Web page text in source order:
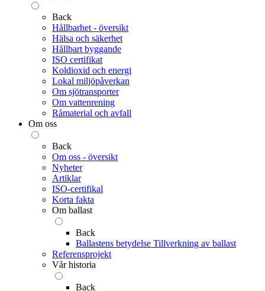
Back
Hållbarhet - översikt
Hälsa och säkerhet
Hållbart byggande
ISO certifikat
Koldioxid och energi
Lokal miljöpåverkan
Om sjötransporter
Om vattenrening
Råmaterial och avfall
Om oss
Back
Om oss - översikt
Nyheter
Artiklar
ISO-certifikal
Korta fakta
Om ballast
Back
Ballastens betydelse Tillverkning av ballast
Referensprojekt
Vår historia
Back